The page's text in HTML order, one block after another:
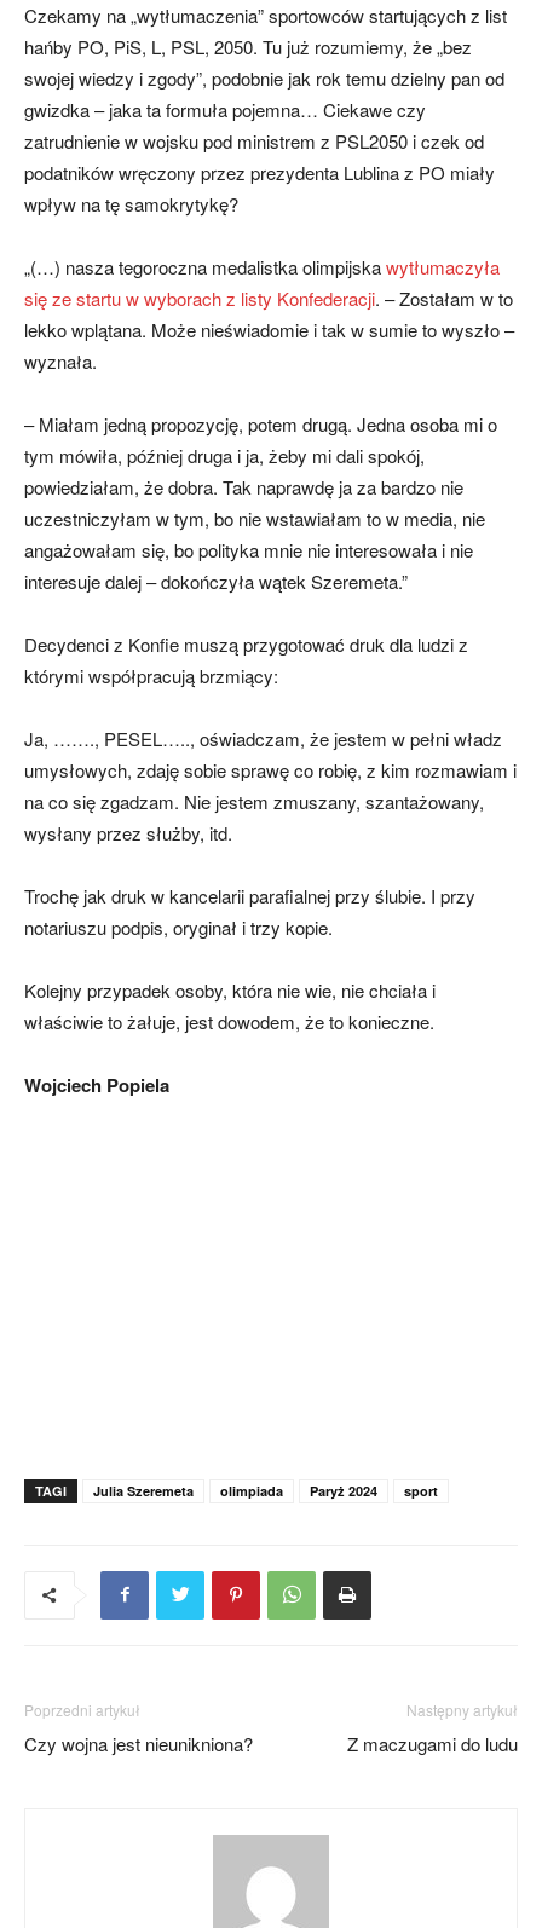
Czekamy na „wytłumaczenia” sportowców startujących z list
hańby PO, PiS, L, PSL, 2050. Tu już rozumiemy, że „bez
swojej wiedzy i zgody”, podobnie jak rok temu dzielny pan od
gwizdka – jaka ta formuła pojemna… Ciekawe czy
zatrudnienie w wojsku pod ministrem z PSL2050 i czek od
podatników wręczony przez prezydenta Lublina z PO miały
wpływ na tę samokrytykę?
„(…) nasza tegoroczna medalistka olimpijskawytłumaczyła
się ze startu w wyborach z listy Konfederacji. – Zostałam w to
lekko wplątana. Może nieświadomie i tak w sumie to wyszło –
wyznała.
– Miałam jedną propozycję, potem drugą. Jedna osoba mi o
tym mówiła, później druga i ja, żeby mi dali spokój,
powiedziałam, że dobra. Tak naprawdę ja za bardzo nie
uczestniczyłam w tym, bo nie wstawiałam to w media, nie
angażowałam się, bo polityka mnie nie interesowała i nie
interesuje dalej – dokończyła wątek Szeremeta.”
Decydenci z Konfie muszą przygotować druk dla ludzi z
którymi współpracują brzmiący:
Ja, ……., PESEL….., oświadczam, że jestem w pełni władz
umysłowych, zdaję sobie sprawę co robię, z kim rozmawiam i
na co się zgadzam. Nie jestem zmuszany, szantażowany,
wysłany przez służby, itd.
Trochę jak druk w kancelarii parafialnej przy ślubie. I przy
notariuszu podpis, oryginał i trzy kopie.
Kolejny przypadek osoby, która nie wie, nie chciała i
właściwie to żałuje, jest dowodem, że to konieczne.
Wojciech Popiela
TAGI Julia Szeremeta olimpiada Paryż 2024 sport
Poprzedni artykuł
Czy wojna jest nieunikniona?
Następny artykuł
Z maczugami do ludu